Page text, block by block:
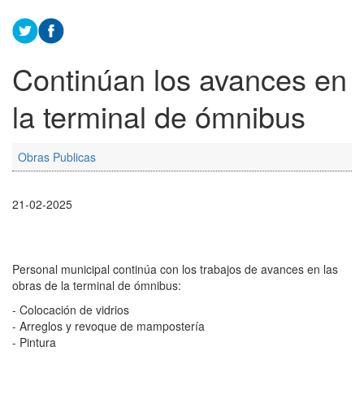
Continúan los avances en
la terminal de ómnibus
Obras Publicas
21-02-2025
Personal municipal continúa con los trabajos de avances en las
obras de la terminal de ómnibus:
- Colocación de vidrios
- Arreglos y revoque de mampostería
- Pintura